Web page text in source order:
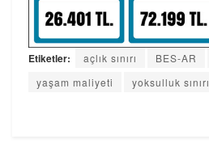
Etiketler: açlık sınırı BES-AR
yaşam maliyeti
yoksulluk sınırı